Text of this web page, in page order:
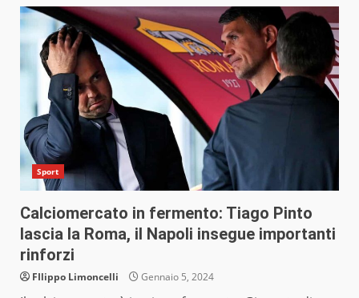
Sport
Calciomercato in fermento: Tiago Pinto
lascia la Roma, il Napoli insegue importanti
rinforzi
FIlippo Limoncelli Gennaio 5, 2024